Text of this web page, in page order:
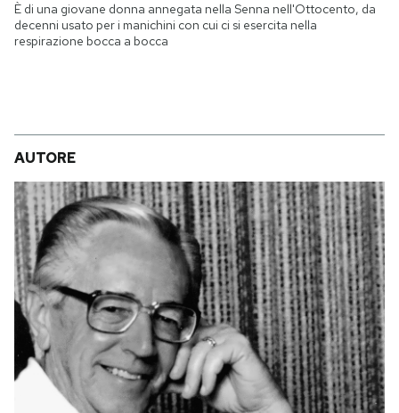
È di una giovane donna annegata nella Senna nell'Ottocento, da
decenni usato per i manichini con cui ci si esercita nella
respirazione bocca a bocca
AUTORE